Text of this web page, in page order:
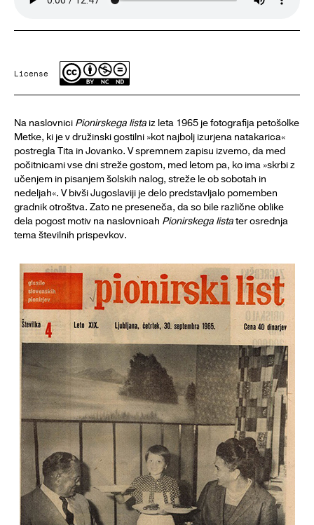
License
Na naslovnici Pionirskega lista iz leta 1965 je fotografija petošolke
Metke, ki je v družinski gostilni »kot najbolj izurjena natakarica«
postregla Tita in Jovanko. V spremnem zapisu izvemo, da med
počitnicami vse dni streže gostom, med letom pa, ko ima »skrbi z
učenjem in pisanjem šolskih nalog, streže le ob sobotah in
nedeljah«. V bivši Jugoslaviji je delo predstavljalo pomemben
gradnik otroštva. Zato ne preseneča, da so bile različne oblike
dela pogost motiv na naslovnicah Pionirskega listater osrednja
tema številnih prispevkov.